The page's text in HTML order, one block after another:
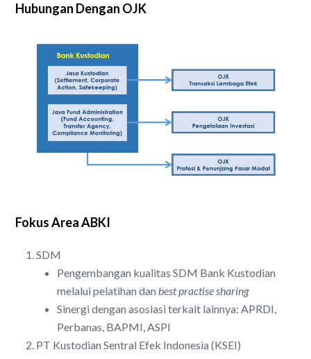
Hubungan Dengan OJK
Fokus Area ABKI
SDM
Pengembangan kualitas SDM Bank Kustodian
melalui pelatihan danbest practise sharing
Sinergi dengan asosiasi terkait lainnya: APRDI,
Perbanas, BAPMI, ASPI
PT Kustodian Sentral Efek Indonesia (KSEI)